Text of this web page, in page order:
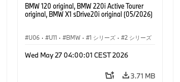
BMW 120 original, BMW 220i Active Tourer
original, BMW X1 sDrive20i original (05/2026)
U06 · U11 · BMW · 1 シリーズ ·
2 シリーズ
Wed May 27 04:00:01 CEST 2026
3.71 MB